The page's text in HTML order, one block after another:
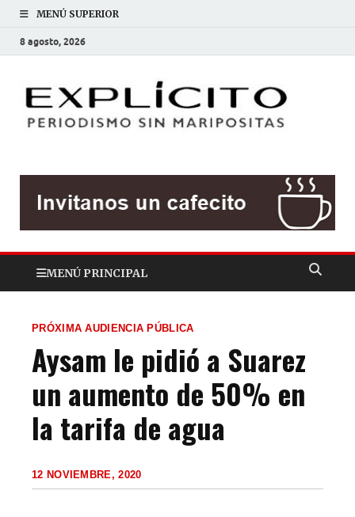
MENÚ SUPERIOR
8 agosto, 2026
MENÚ PRINCIPAL
PRÓXIMA AUDIENCIA PÚBLICA
Aysam le pidió a Suarez
un aumento de 50% en
la tarifa de agua
12 NOVIEMBRE, 2020